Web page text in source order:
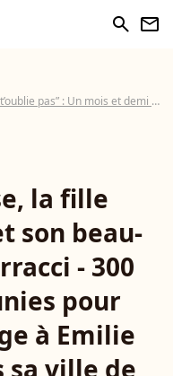
search newsletter
la disparition d’Émilie Dequenne, sa fille Milla lui adresse un poignant message
la fille
son beau-
- 300
pour
à Emilie
sa ville de